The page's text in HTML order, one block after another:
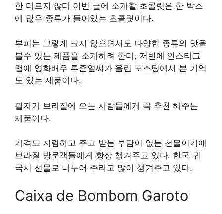
한 다르지 않다 이번 글에 소개할 초콜릿은 한 박스
에 많은 종류가 들어있는 초콜릿이다.
부피는 그렇게 크지 않으면서도 다양한 종류의 맛을
볼수 있는 제품을 소개하려 한다, 저번에 인스타그
램에 영화배우 류준열씨가 올린 포스팅에서 본 기억
도 있는 제품이다.
필자가 브라질에 오는 사람들에게 꼭 추천 해주는
제품이다.
가격도 저렴하고 주고 받는 부담이 없는 선물이기에
브라질 방문객들에게 항상 챙겨주고 있다. 한국 귀
국시 선물로 나누어 주라고 많이 챙겨주고 있다.
Caixa de Bombom Garoto